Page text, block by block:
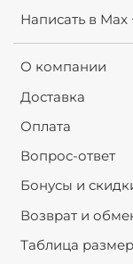
Написать в Max
О компании
Доставка
Оплата
Вопрос-ответ
Бонусы и
Возврат и
Таблица